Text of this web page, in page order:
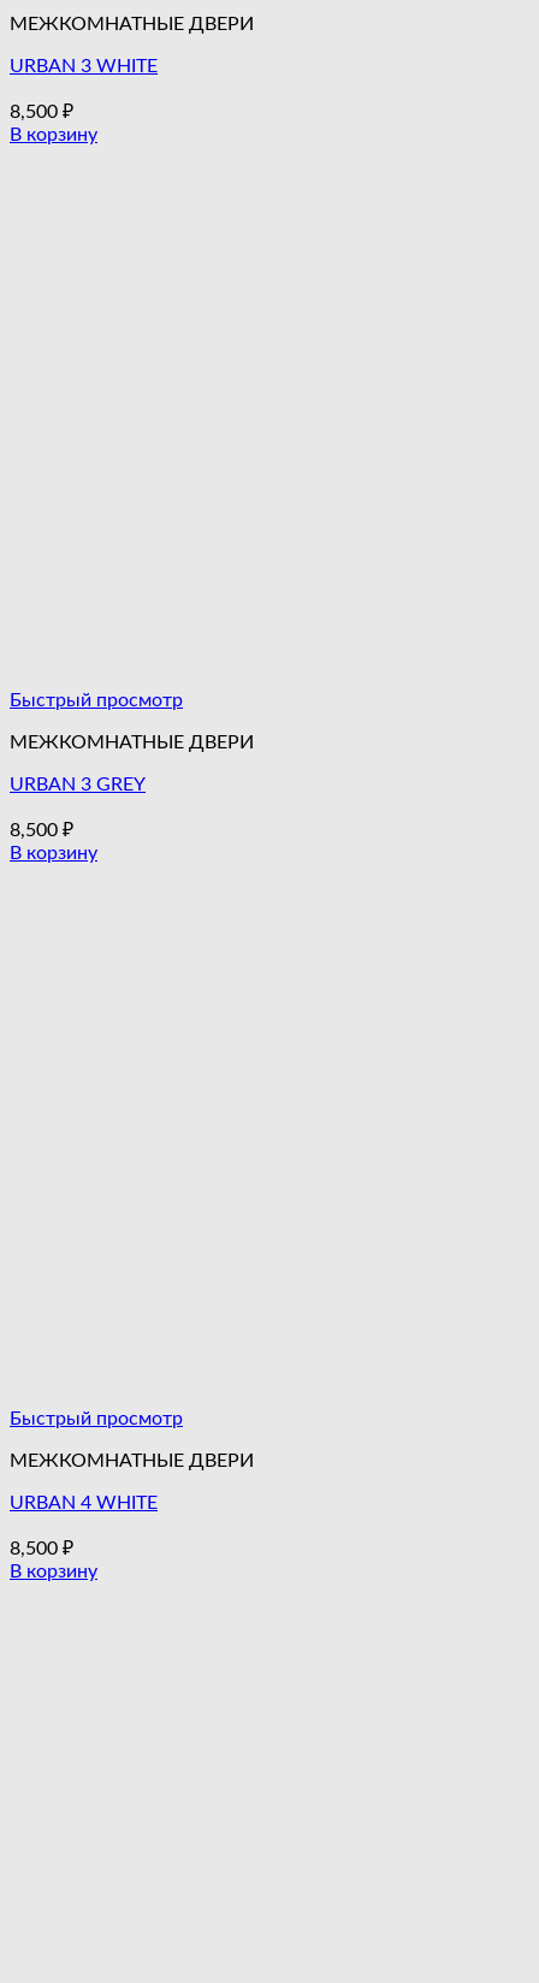
МЕЖКОМНАТНЫЕ ДВЕРИ
URBAN 3 WHITE
8,500 ₽
В корзину
Быстрый просмотр
МЕЖКОМНАТНЫЕ ДВЕРИ
URBAN 3 GREY
8,500 ₽
В корзину
Быстрый просмотр
МЕЖКОМНАТНЫЕ ДВЕРИ
URBAN 4 WHITE
8,500 ₽
В корзину